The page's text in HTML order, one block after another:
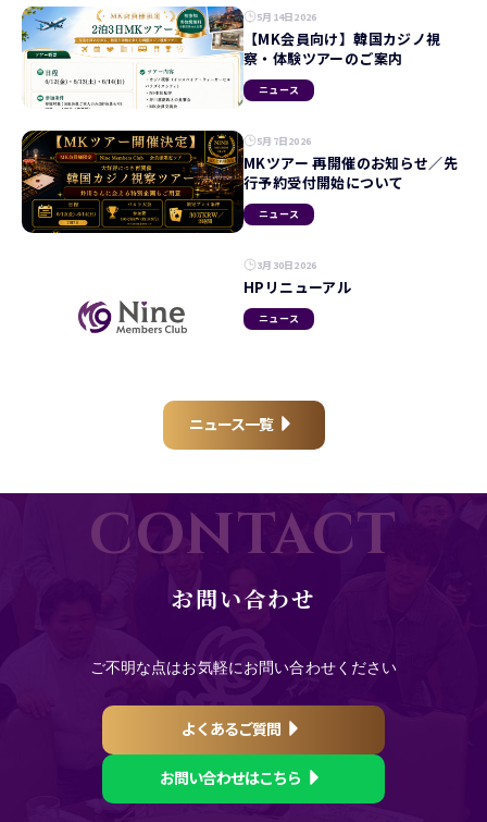
5月14日2026
【MK会員向け】韓国カジノ視
察・体験ツアーのご案内
ニュース
5月7日2026
MKツアー 再開催のお知らせ／先
行予約受付開始について
ニュース
3月30日2026
HPリニューアル
ニュース
ニュース一覧
CONTACT
お問い合わせ
ご不明な点はお気軽にお問い合わせください
よくあるご質問
お問い合わせはこちら